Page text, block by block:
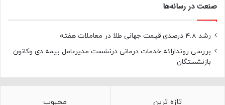
صنعت در رسانه‌ها
رشد 4.8 درصدی قیمت جهانی طلا در معاملات هفته
بررسی روندارائه خدمات درمانی درنشست مدیرعامل بیمه دی وکانون
بازنشستگان
تازه ترین محبوب